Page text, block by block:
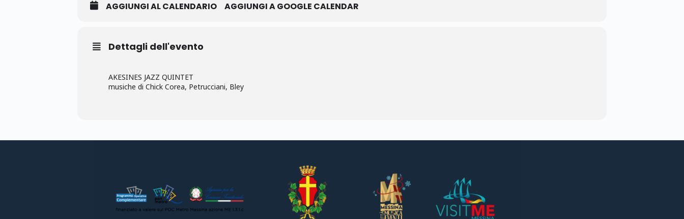
AGGIUNGI AL CALENDARIO AGGIUNGI A GOOGLE CALENDAR
Dettagli dell'evento
AKESINES JAZZ QUINTET
musiche di Chick Corea, Petrucciani, Bley